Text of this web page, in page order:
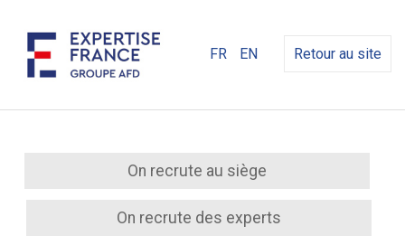
FR EN Retour au site
On recrute au siège
On recrute des experts